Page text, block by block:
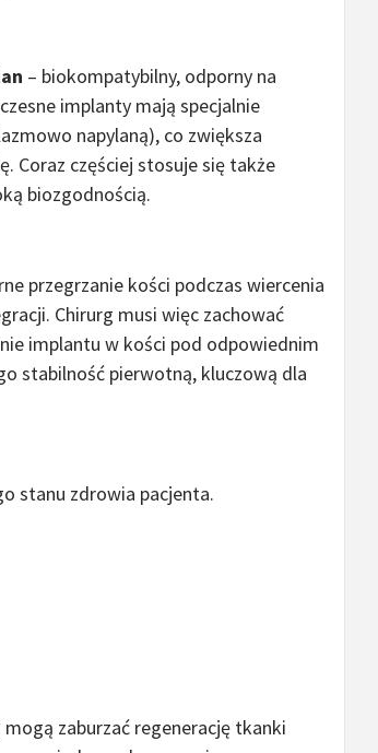
– biokompatybilny, odporny na
implanty mają specjalnie
napylaną), co zwiększa
Coraz częściej stosuje się także
biozgodnością.
przegrzanie kości podczas wiercenia
Chirurg musi więc zachować
implantu w kości pod odpowiednim
stabilność pierwotną, kluczową dla
stanu zdrowia pacjenta.
zaburzać regenerację tkanki